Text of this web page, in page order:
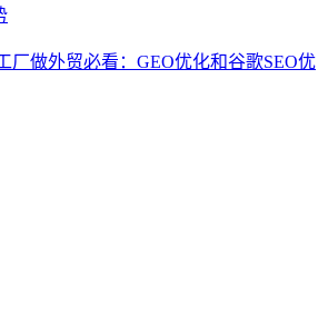
厂做外贸必看：GEO优化和谷歌SEO优